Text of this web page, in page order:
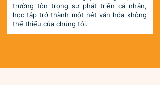
trường tôn trọng sự phát triển cá nhân,
học tập trở thành một nét văn hóa không
thể thiếu của chúng tôi.